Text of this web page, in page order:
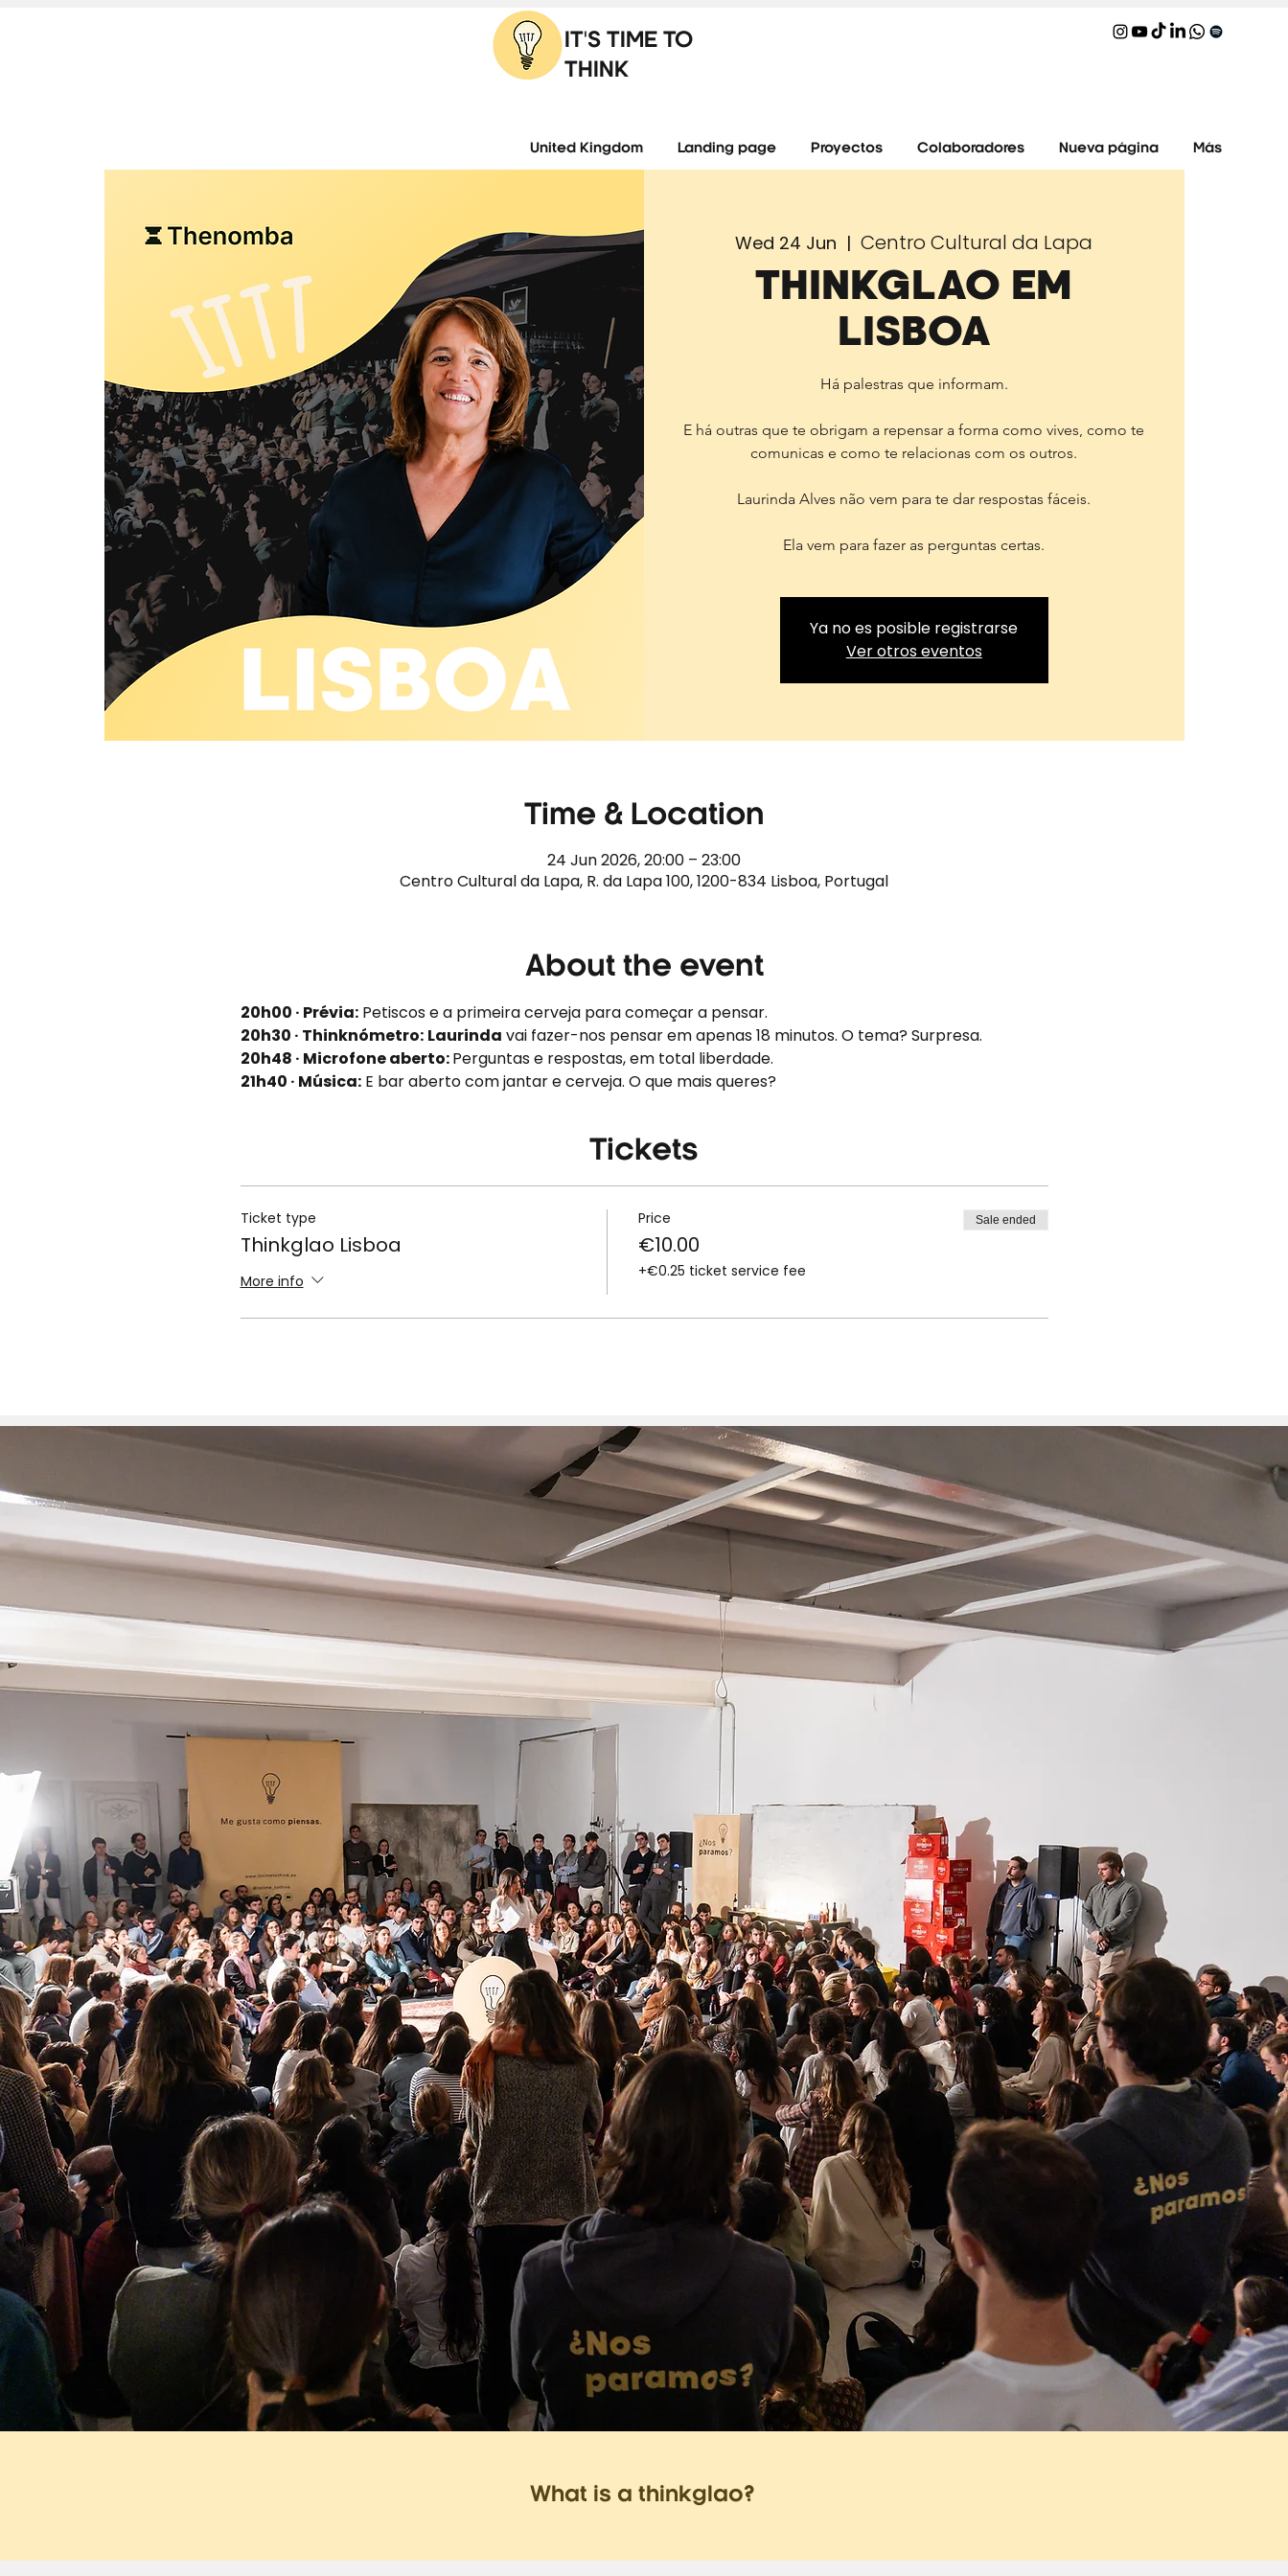
IT'S TIME TO
THINK
United Kingdom Landing page Proyectos Colaboradores Nueva página Más
Wed 24 Jun
  |
Centro Cultural da Lapa
THINKGLAO EM
LISBOA
Há palestras que informam.
E há outras que te obrigam a repensar a forma como vives, como te
comunicas e como te relacionas com os outros.
Laurinda Alves não vem para te dar respostas fáceis.
Ela vem para fazer as perguntas certas.
Ya no es posible registrarse
Ver otros eventos
Time & Location
24 Jun 2026, 20:00 – 23:00
Centro Cultural da Lapa, R. da Lapa 100, 1200-834 Lisboa, Portugal
About the event
20h00 · Prévia: Petiscos e a primeira cerveja para começar a pensar.
20h30 · Thinknómetro: Laurinda vai fazer-nos pensar em apenas 18 minutos. O tema? Surpresa.
20h48 · Microfone aberto: Perguntas e respostas, em total liberdade.
21h40 · Música: E bar aberto com jantar e cerveja. O que mais queres?
Tickets
Ticket type
Thinkglao Lisboa
More info
Price
€10.00
+€0.25 ticket service fee
Sale ended
What is a thinkglao?